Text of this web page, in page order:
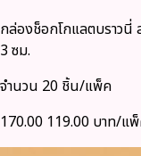
กล่องช็อกโกแลตบราวนี่
3 ซม.
จำนวน 20 ชิ้น/แพ็ค
170.00 119.00 บาท/แ